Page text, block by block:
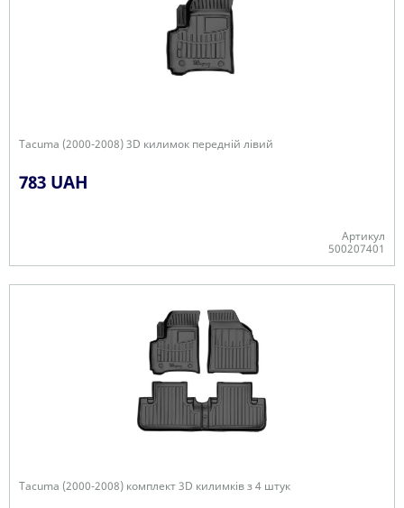
Tacuma (2000-2008) 3D килимок передній лівий
783 UAH
Артикул
500207401
Tacuma (2000-2008) комплект 3D килимків з 4 штук